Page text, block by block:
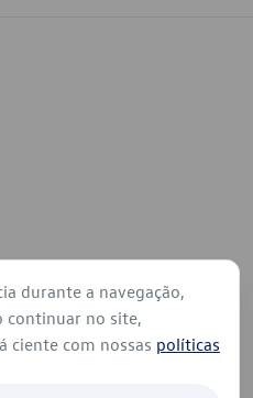
durante a navegação,
continuar no site,
ciente com nossas políticas